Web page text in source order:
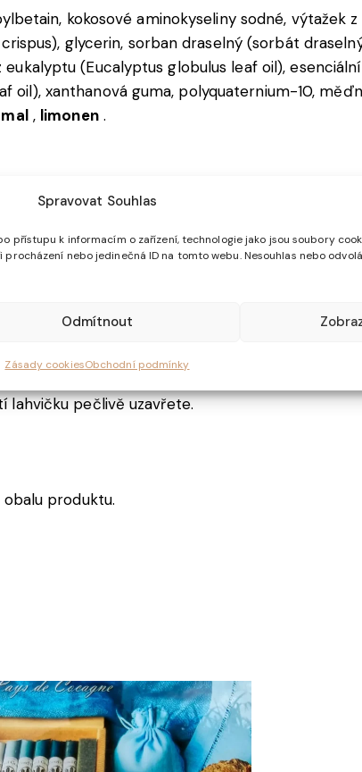
Spravovat Souhlas
přístupu k informacím o zařízení, technologie jako jsou soubory
nebo jedinečná ID na tomto webu. Nesouhlas nebo
Odmítnout
Zásady cookiesObchodní podmínky
kokosové aminokyseliny sodné, výtažek
glycerin, sorban draselný (sorbát
(Eucalyptus globulus leaf oil),
oil), xanthanová guma, polyquaternium-10,
, limonen.
a poté opláchněte čistou vodou. Při
pokožku. Osoby se sklonem k alergii na
pokožky. Uchovávejte mimo dosah dětí.
na suchém místě, při pokojové teplotě a
lahvičku pečlivě uzavřete.
produktu.